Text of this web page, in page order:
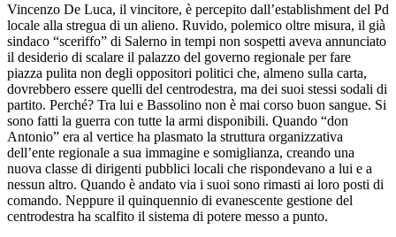
Vincenzo De Luca, il vincitore, è percepito dall’establishment del Pd
locale alla stregua di un alieno. Ruvido, polemico oltre misura, il già
sindaco “sceriffo” di Salerno in tempi non sospetti aveva annunciato
il desiderio di scalare il palazzo del governo regionale per fare
piazza pulita non degli oppositori politici che, almeno sulla carta,
dovrebbero essere quelli del centrodestra, ma dei suoi stessi sodali di
partito. Perché? Tra lui e Bassolino non è mai corso buon sangue. Si
sono fatti la guerra con tutte la armi disponibili. Quando “don
Antonio” era al vertice ha plasmato la struttura organizzativa
dell’ente regionale a sua immagine e somiglianza, creando una
nuova classe di dirigenti pubblici locali che rispondevano a lui e a
nessun altro. Quando è andato via i suoi sono rimasti ai loro posti di
comando. Neppure il quinquennio di evanescente gestione del
centrodestra ha scalfito il sistema di potere messo a punto.